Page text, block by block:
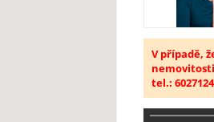
V případě,
tel.: